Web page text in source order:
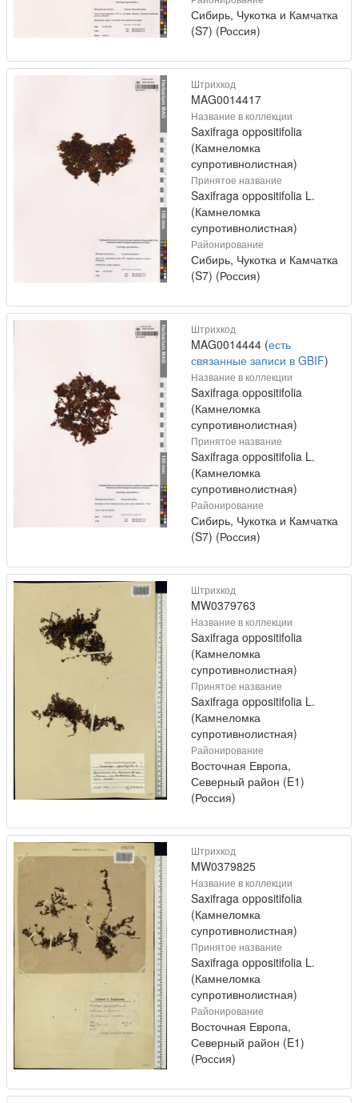
Сибирь, Чукотка и Камчатка
(S7) (Россия)
Штрихкод
MAG0014417
Название в коллекции
Saxifraga oppositifolia
(Камнеломка
супротивнолистная)
Принятое название
Saxifraga oppositifolia L.
(Камнеломка
супротивнолистная)
Районирование
Сибирь, Чукотка и Камчатка
(S7) (Россия)
Штрихкод
MAG0014444 (есть
связанные записи в GBIF)
Название в коллекции
Saxifraga oppositifolia
(Камнеломка
супротивнолистная)
Принятое название
Saxifraga oppositifolia L.
(Камнеломка
супротивнолистная)
Районирование
Сибирь, Чукотка и Камчатка
(S7) (Россия)
Штрихкод
MW0379763
Название в коллекции
Saxifraga oppositifolia
(Камнеломка
супротивнолистная)
Принятое название
Saxifraga oppositifolia L.
(Камнеломка
супротивнолистная)
Районирование
Восточная Европа,
Северный район (E1)
(Россия)
Штрихкод
MW0379825
Название в коллекции
Saxifraga oppositifolia
(Камнеломка
супротивнолистная)
Принятое название
Saxifraga oppositifolia L.
(Камнеломка
супротивнолистная)
Районирование
Восточная Европа,
Северный район (E1)
(Россия)